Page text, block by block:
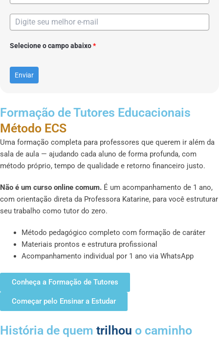
Selecione o campo abaixo*
Enviar
Formação de Tutores Educacionais
Método ECS
Uma formação completa para professores que querem ir além da
sala de aula — ajudando cada aluno de forma profunda, com
método próprio, tempo de qualidade e retorno financeiro justo.
Não é um curso online comum. É um acompanhamento de 1 ano,
com orientação direta da Professora Katarine, para você estruturar
seu trabalho como tutor do zero.
Método pedagógico completo com formação de caráter
Materiais prontos e estrutura profissional
Acompanhamento individual por 1 ano via WhatsApp
Conheça a Formação de Tutores
Começar pelo Ensinar a Estudar
História de quem trilhou o caminho